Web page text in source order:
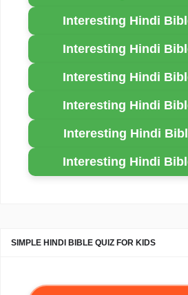
Interesting Hindi
Interesting Hindi
Interesting Hindi
Interesting Hindi
Interesting Hindi
Interesting Hindi
SIMPLE HINDI BIBLE QUIZ FOR KIDS